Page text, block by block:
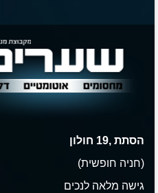
הסתת ,19 חולון
(חניה חופשית)
גישה מלאה לנכים